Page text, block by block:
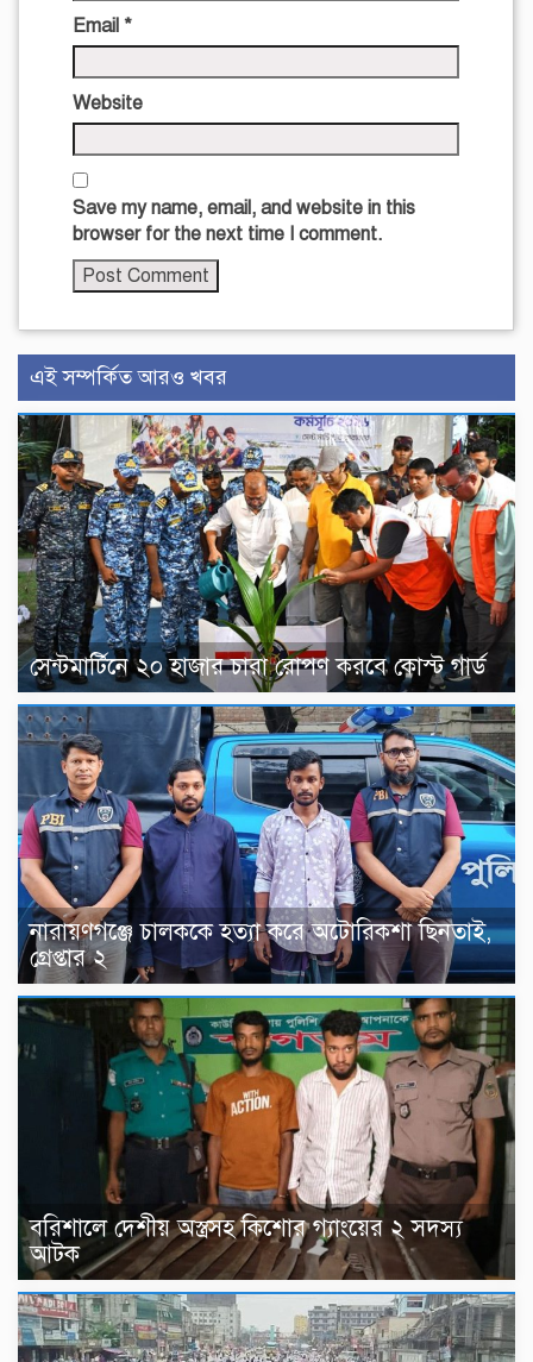
Email *
Website
Save my name, email, and website in this
browser for the next time I comment.
এই সম্পর্কিত আরও খবর
সেন্টমার্টিনে ২০ হাজার চারা রোপণ করবে কোস্ট গার্ড
নারায়ণগঞ্জে চালককে হত্যা করে অটোরিকশা ছিনতাই,
গ্রেপ্তার ২
বরিশালে দেশীয় অস্ত্রসহ কিশোর গ্যাংয়ের ২ সদস্য
আটক